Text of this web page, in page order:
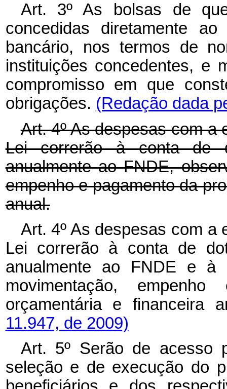
Art. 3º As bolsas de
concedidas diretamente
bancário, nos termos de
instituições concedentes, e
compromisso em que
obrigações. (Redação dada
Art. 4º As despesas com
Lei correrão à conta de
anualmente ao FNDE,
empenho e pagamento da
anual.
Art. 4º As despesas com
Lei correrão à conta de
anualmente ao FNDE e à
movimentação,
orçamentária e financeira
11.947, de 2009)
Art. 5º Serão de acesso
seleção e de execução do